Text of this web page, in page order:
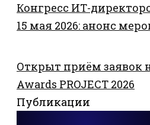
Конгресс ИТ-
15 мая 2026: анонс
Открыт приём заявок
Awards PROJECT 2026
Публикации